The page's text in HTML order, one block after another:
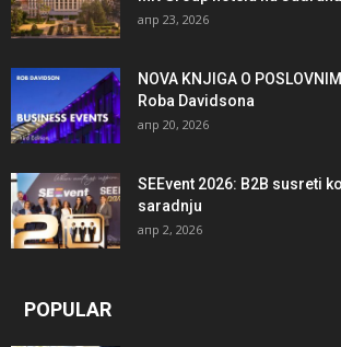
апр 23, 2026
NOVA KNJIGA O
Roba Davidsona
апр 20, 2026
SEEvent 2026: B2B susreti
saradnju
апр 2, 2026
POPULAR